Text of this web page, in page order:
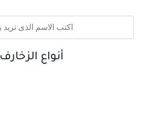
أنواع الزخارف